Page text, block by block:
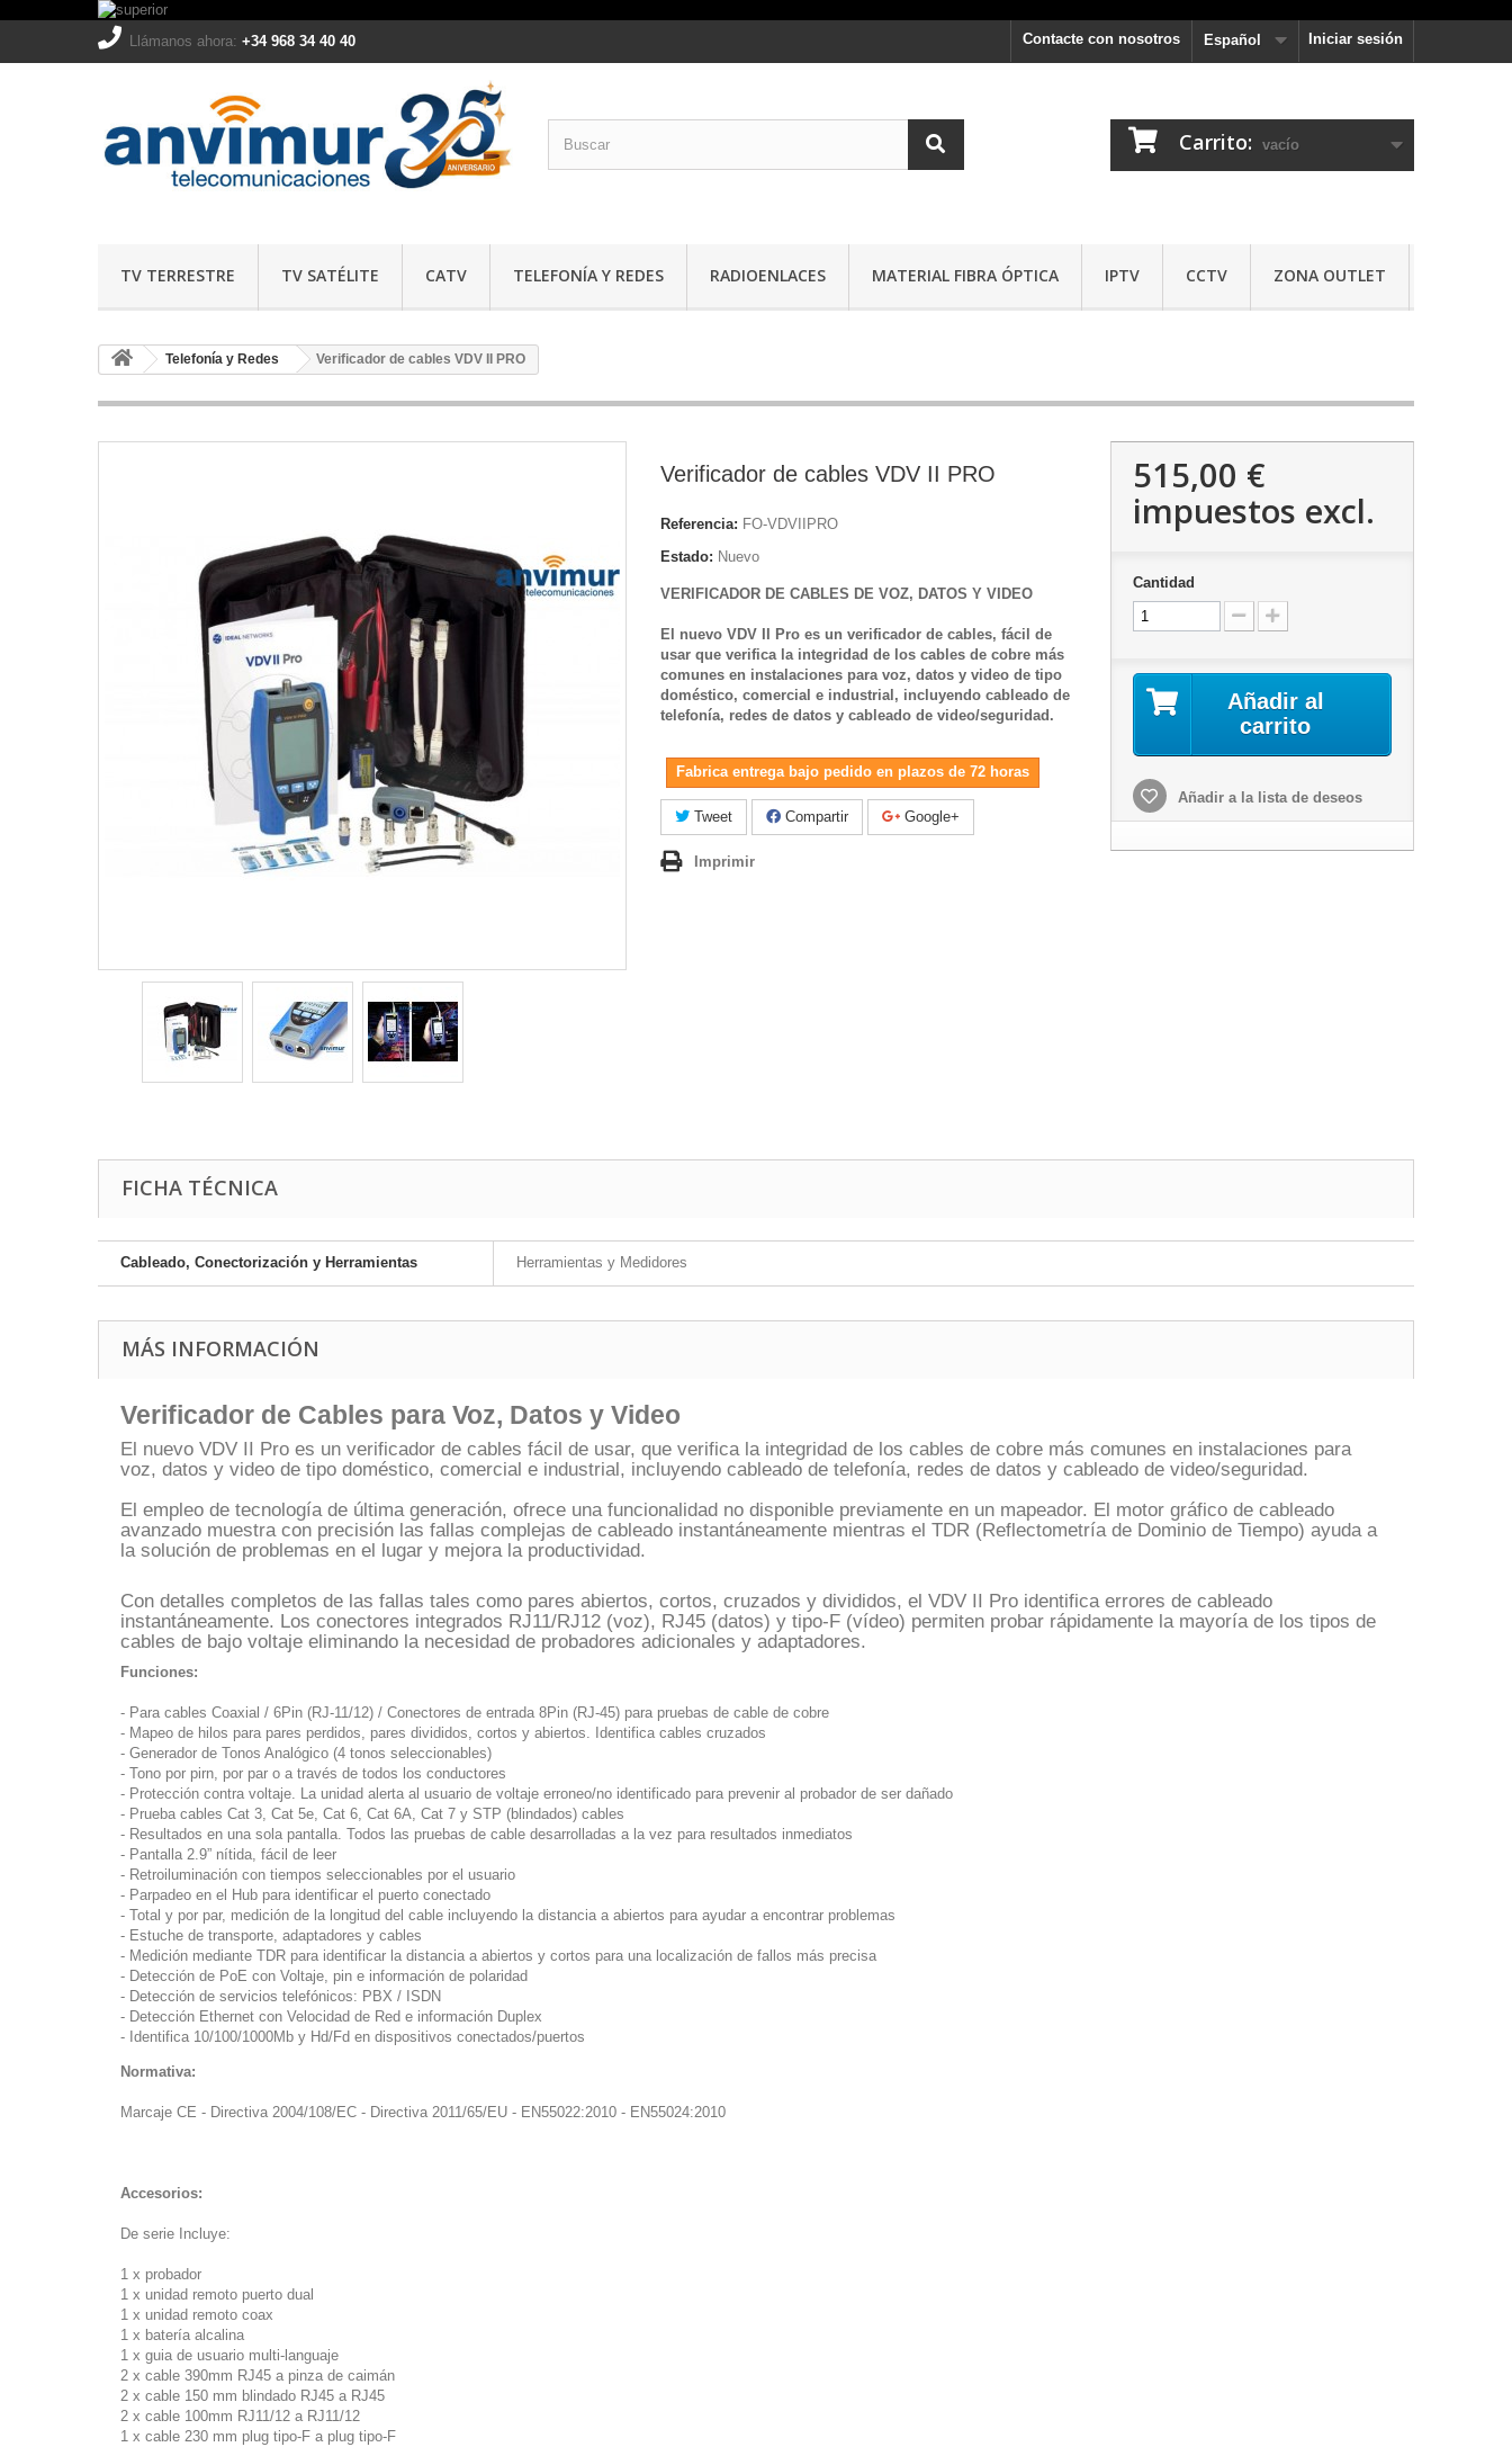
Iniciar sesión
Español
Contacte con nosotros
Llámanos ahora: +34 968 34 40 40
Carrito: vacío
TV TERRESTRE TV SATÉLITE CATV TELEFONÍA Y REDES RADIOENLACES MATERIAL FIBRA ÓPTICA IPTV CCTV ZONA OUTLET
Telefonía y Redes Verificador de cables VDV II PRO
Verificador de cables VDV II PRO
Referencia: FO-VDVIIPRO
Estado: Nuevo
VERIFICADOR DE CABLES DE VOZ, DATOS Y VIDEO
El nuevo VDV II Pro es un verificador de cables, fácil de
usar que verifica la integridad de los cables de cobre más
comunes en instalaciones para voz, datos y video de tipo
doméstico, comercial e industrial, incluyendo cableado de
telefonía, redes de datos y cableado de video/seguridad.
Fabrica entrega bajo pedido en plazos de 72 horas
Tweet Compartir Google+
Imprimir
515,00 €
impuestos excl.
Cantidad
Añadir al
carrito
Añadir a la lista de deseos
FICHA TÉCNICA
Cableado, Conectorización y Herramientas Herramientas y Medidores
MÁS INFORMACIÓN
Verificador de Cables para Voz, Datos y Video
El nuevo VDV II Pro es un verificador de cables fácil de usar, que verifica la integridad de los cables de cobre más comunes en instalaciones para
voz, datos y video de tipo doméstico, comercial e industrial, incluyendo cableado de telefonía, redes de datos y cableado de video/seguridad.
El empleo de tecnología de última generación, ofrece una funcionalidad no disponible previamente en un mapeador. El motor gráfico de cableado
avanzado muestra con precisión las fallas complejas de cableado instantáneamente mientras el TDR (Reflectometría de Dominio de Tiempo) ayuda a
la solución de problemas en el lugar y mejora la productividad.
Con detalles completos de las fallas tales como pares abiertos, cortos, cruzados y divididos, el VDV II Pro identifica errores de cableado
instantáneamente. Los conectores integrados RJ11/RJ12 (voz), RJ45 (datos) y tipo-F (vídeo) permiten probar rápidamente la mayoría de los tipos de
cables de bajo voltaje eliminando la necesidad de probadores adicionales y adaptadores.
Funciones:
- Para cables Coaxial / 6Pin (RJ-11/12) / Conectores de entrada 8Pin (RJ-45) para pruebas de cable de cobre
- Mapeo de hilos para pares perdidos, pares divididos, cortos y abiertos. Identifica cables cruzados
- Generador de Tonos Analógico (4 tonos seleccionables)
- Tono por pirn, por par o a través de todos los conductores
- Protección contra voltaje. La unidad alerta al usuario de voltaje erroneo/no identificado para prevenir al probador de ser dañado
- Prueba cables Cat 3, Cat 5e, Cat 6, Cat 6A, Cat 7 y STP (blindados) cables
- Resultados en una sola pantalla. Todos las pruebas de cable desarrolladas a la vez para resultados inmediatos
- Pantalla 2.9” nítida, fácil de leer
- Retroiluminación con tiempos seleccionables por el usuario
- Parpadeo en el Hub para identificar el puerto conectado
- Total y por par, medición de la longitud del cable incluyendo la distancia a abiertos para ayudar a encontrar problemas
- Estuche de transporte, adaptadores y cables
- Medición mediante TDR para identificar la distancia a abiertos y cortos para una localización de fallos más precisa
- Detección de PoE con Voltaje, pin e información de polaridad
- Detección de servicios telefónicos: PBX / ISDN
- Detección Ethernet con Velocidad de Red e información Duplex
- Identifica 10/100/1000Mb y Hd/Fd en dispositivos conectados/puertos
Normativa:
Marcaje CE - Directiva 2004/108/EC - Directiva 2011/65/EU - EN55022:2010 - EN55024:2010
Accesorios:
De serie Incluye:
1 x probador
1 x unidad remoto puerto dual
1 x unidad remoto coax
1 x batería alcalina
1 x guia de usuario multi-languaje
2 x cable 390mm RJ45 a pinza de caimán
2 x cable 150 mm blindado RJ45 a RJ45
2 x cable 100mm RJ11/12 a RJ11/12
1 x cable 230 mm plug tipo-F a plug tipo-F